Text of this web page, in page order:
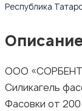
Республика
ООО
Силикагель
Фасовки от